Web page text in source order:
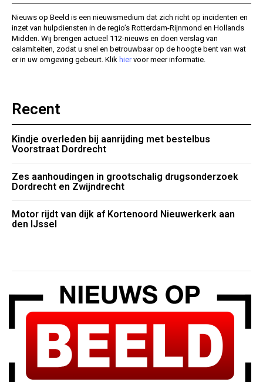
Nieuws op Beeld is een nieuwsmedium dat zich richt op incidenten en
inzet van hulpdiensten in de regio’s Rotterdam-Rijnmond en Hollands
Midden. Wij brengen actueel 112-nieuws en doen verslag van
calamiteiten, zodat u snel en betrouwbaar op de hoogte bent van wat
er in uw omgeving gebeurt. Klik hiervoor meer informatie.
Recent
Kindje overleden bij aanrijding met bestelbus
Voorstraat Dordrecht
Zes aanhoudingen in grootschalig drugsonderzoek
Dordrecht en Zwijndrecht
Motor rijdt van dijk af Kortenoord Nieuwerkerk aan
den IJssel